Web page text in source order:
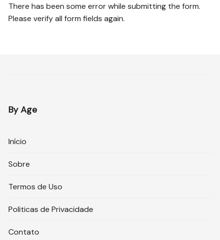
There has been some error while submitting the form.
Please verify all form fields again.
By Age
Início
Sobre
Termos de Uso
Politicas de Privacidade
Contato